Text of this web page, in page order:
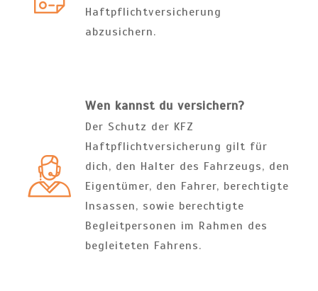
Haftpflichtversicherung
abzusichern.
Wen kannst du versichern?
Der Schutz der KFZ
Haftpflichtversicherung gilt für
dich, den Halter des Fahrzeugs, den
Eigentümer, den Fahrer, berechtigte
Insassen, sowie berechtigte
Begleitpersonen im Rahmen des
begleiteten Fahrens.